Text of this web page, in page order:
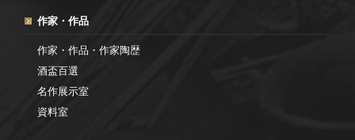
作家・作品
作家・作品・作家陶歴
酒盃百選
名作展示室
資料室